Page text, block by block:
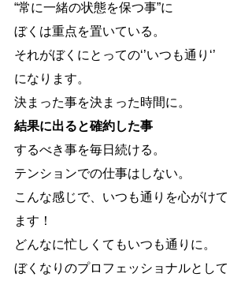
“常に一緒の状態を保つ事”に
ぼくは重点を置いている。
それがぼくにとっての‘’いつも通り‘’
になります。
決まった事を決まった時間に。
結果に出ると確約した事
するべき事を毎日続ける。
テンションでの仕事はしない。
こんな感じで、いつも通りを心がけて
ます！
どんなに忙しくてもいつも通りに。
ぼくなりのプロフェッショナルとして